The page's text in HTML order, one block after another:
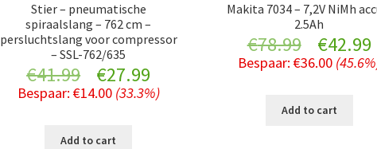
Stier – pneumatische
spiraalslang – 762 cm –
persluchtslang voor compressor
– SSL-762/635
€41.99
Original
price
was:
€27.99
price
Bespaar: €14.00 (33.3%)
Add to cart
Makita 7034 – 7,2V NiMh
2.5Ah
€78.99
Original
price
was:
€42.99
Bespaar:€36.00
Add to cart